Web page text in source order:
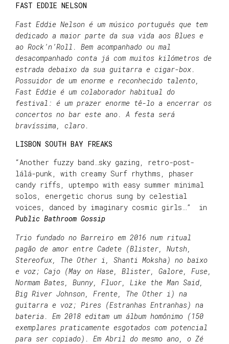
FAST EDDIE NELSON
Fast Eddie Nelson é um músico português que tem
dedicado a maior parte da sua vida aos Blues e
ao Rock’n’Roll. Bem acompanhado ou mal
desacompanhado conta já com muitos kilómetros de
estrada debaixo da sua guitarra e cigar-box.
Possuidor de um enorme e reconhecido talento,
Fast Eddie é um colaborador habitual do
festival: é um prazer enorme tê-lo a encerrar os
concertos no bar este ano. A festa será
bravíssima, claro.
LISBON SOUTH BAY FREAKS
“Another fuzzy band…sky gazing, retro-post-
lálá-punk, with creamy Surf rhythms, phaser
candy riffs, uptempo with easy summer minimal
solos, energetic chorus sung by celestial
voices, danced by imaginary cosmic girls…” in
Public Bathroom Gossip
Trio fundado no Barreiro em 2016 num ritual
pagão de amor entre Cadete (Blister, Nutsh,
Stereofux, The Other i, Shanti Moksha) no baixo
e voz; Cajo (May on Hase, Blister, Galore, Fuse,
Normam Bates, Bunny, Fluor, Like the Man Said,
Big River Johnson, Frente, The Other i) na
guitarra e voz; Pires (Estranhas Entranhas) na
bateria. Em 2018 editam um álbum homônimo (150
exemplares praticamente esgotados com potencial
para ser copiado). Em Abril do mesmo ano, o Zé